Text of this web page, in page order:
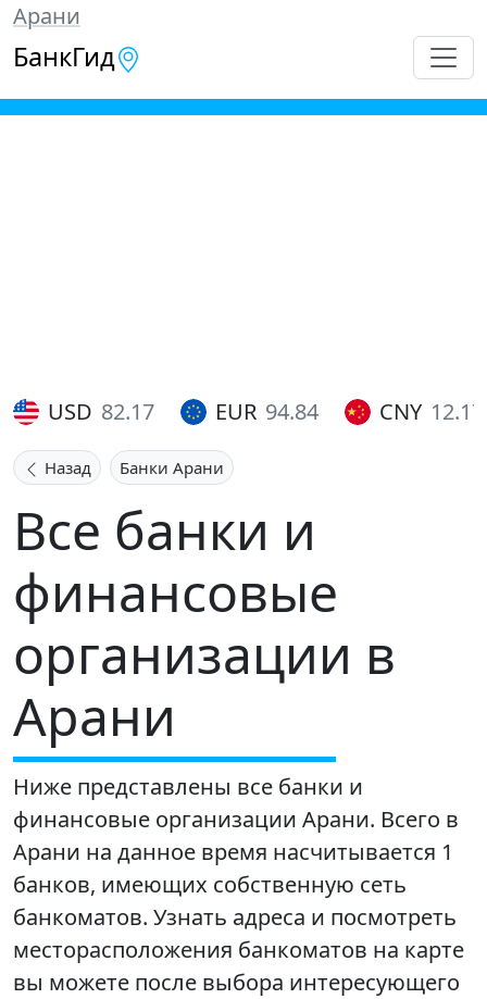
Арани
БанкГид
USD 82.17 EUR 94.84 CNY 12.17
Назад Банки Арани
Все банки и
финансовые
организации в
Арани
Ниже представлены все банки и
финансовые организации Арани. Всего в
Арани на данное время насчитывается 1
банков, имеющих собственную сеть
банкоматов. Узнать адреса и посмотреть
месторасположения банкоматов на карте
вы можете после выбора интересующего